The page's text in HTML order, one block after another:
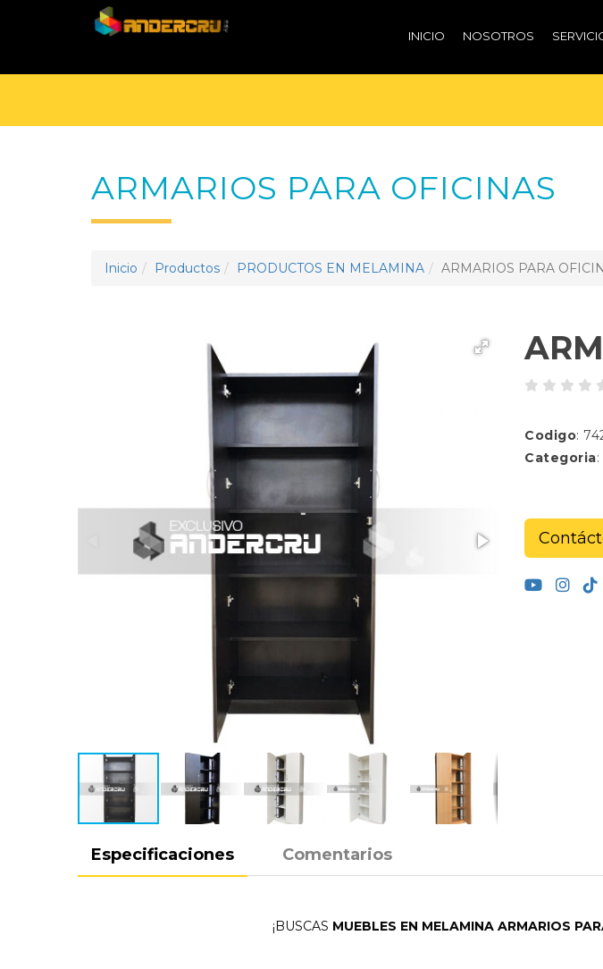
INICIO NOSOTROS
ARMARIOS PARA OFICINAS
Inicio Productos PRODUCTOS EN MELAMINA ARMARIOS PARA
Codigo:
Categoria
Especificaciones Comentarios
¡BUSCAS MUEBLES EN MELAMINA ARMARIOS